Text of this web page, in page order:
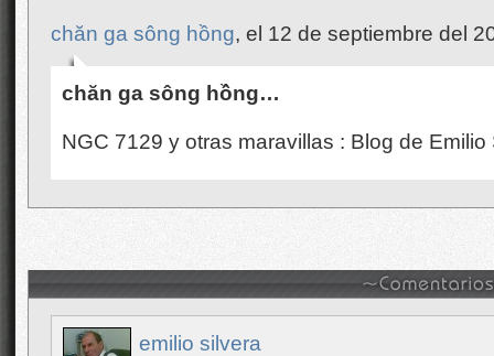
chăn ga sông hồng, el 12 de septiembre del
chăn ga sông hồng…
NGC 7129 y otras maravillas : Blog de
emilio silvera